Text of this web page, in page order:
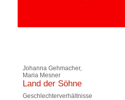
Johanna Gehmacher,
Maria Mesner
Land der Söhne
Geschlechterverhältnisse